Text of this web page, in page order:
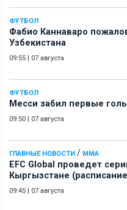
ФУТБОЛ
Фабио Каннаваро
Узбекистана
09:55 | 07 августа
ФУТБОЛ
Месси забил первые
09:50 | 07 августа
ГЛАВНЫЕ НОВОСТИ / ММА
EFC Global проведет
Кыргызстане
09:45 | 07 августа